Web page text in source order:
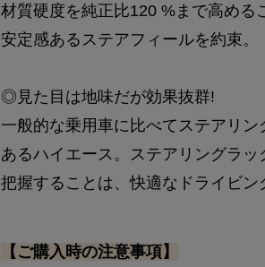
材質硬度を純正比120 %まで高める
安定感あるステアフィールを約束。
◎見た目は地味だが効果抜群!
一般的な乗用車に比べてステアリ
あるハイエース。ステアリングラ
把握することは、快適なドライビ
【ご購入時の注意事項】